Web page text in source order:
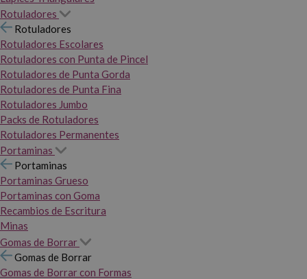
Rotuladores
Rotuladores
Rotuladores Escolares
Rotuladores con Punta de Pincel
Rotuladores de Punta Gorda
Rotuladores de Punta Fina
Rotuladores Jumbo
Packs de Rotuladores
Rotuladores Permanentes
Portaminas
Portaminas
Portaminas Grueso
Portaminas con Goma
Recambios de Escritura
Minas
Gomas de Borrar
Gomas de Borrar
Gomas de Borrar con Formas